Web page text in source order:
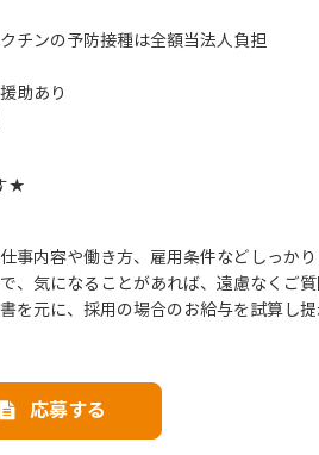
チンの予防接種は全額当法人負担
助あり
★
事内容や働き方、雇用条件などしっか
、気になることがあれば、遠慮なくご
を元に、採用の場合のお給与を試算し
応募する